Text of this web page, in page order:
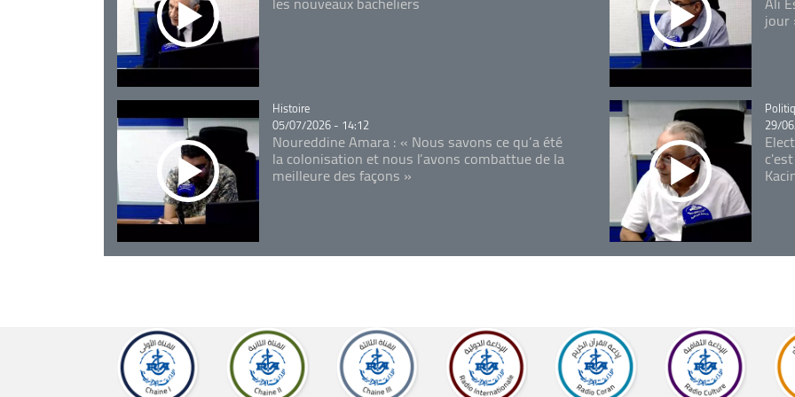
jour
Catégorie
Histoire
05/07/2026 - 14:12
Noureddine Amara : « Nous savons ce qu’a été
la colonisation et nous l’avons combattue de la
meilleure des façons »
29/